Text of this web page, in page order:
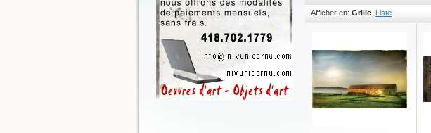
Afficher en: Grille Liste